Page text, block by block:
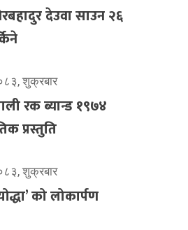
देउवा साउन २६
शुक्रबार
रक ब्यान्ड १९७४
प्रस्तुति
शुक्रबार
को लोकार्पण